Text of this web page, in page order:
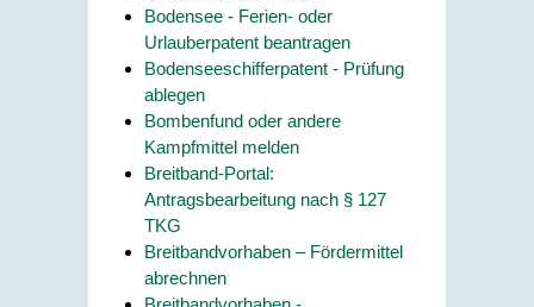
Bodensee - Ferien- oder
Urlauberpatent beantragen
Bodenseeschifferpatent - Prüfung
ablegen
Bombenfund oder andere
Kampfmittel melden
Breitband-Portal:
Antragsbearbeitung nach § 127
TKG
Breitbandvorhaben – Fördermittel
abrechnen